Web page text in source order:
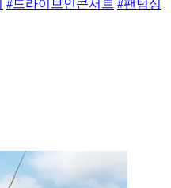
#드라이브인콘서트 #팬텀싱